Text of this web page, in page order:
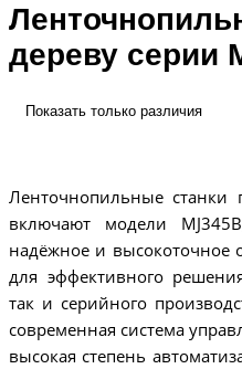
дереву серии
Показать только различия
Ленточнопильные станки
включают модели
надёжное и высокоточное
для эффективного
так и серийного
современная система
высокая степень